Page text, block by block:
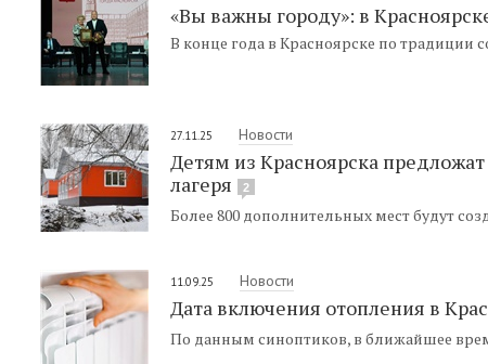
«Вы важны городу»: в
В конце года в Красноярске по традиции
27.11.25 Новости
Детям из Красноярска
лагеря
2
Более 800 дополнительных мест будут
11.09.25 Новости
Дата включения отопления в
По данным синоптиков, в ближайшее